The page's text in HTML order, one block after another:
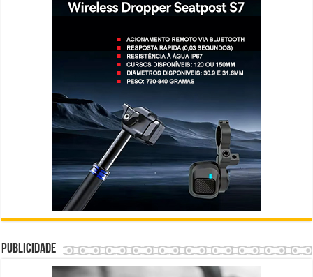
Publicidade